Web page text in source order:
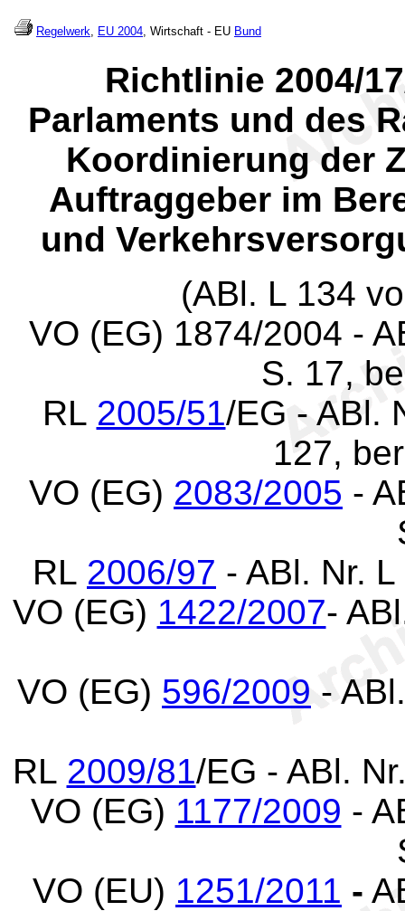
Regelwerk, EU 2004, Wirtschaft - EU Bund
Richtlinie 2004/
Parlaments und des
Koordinierung der
Auftraggeber im
und
(ABl. L 134
VO (EG) 1874/2004 -
S. 17,
RL 2005/51/EG - ABl.
127,
VO (EG) 2083/2005 -
RL 2006/97 - ABl. Nr.
VO (EG) 1422/2007-
VO (EG) 596/2009 -
RL 2009/81/EG - ABl.
VO (EG) 1177/2009 -
VO (EU) 1251/2011 -